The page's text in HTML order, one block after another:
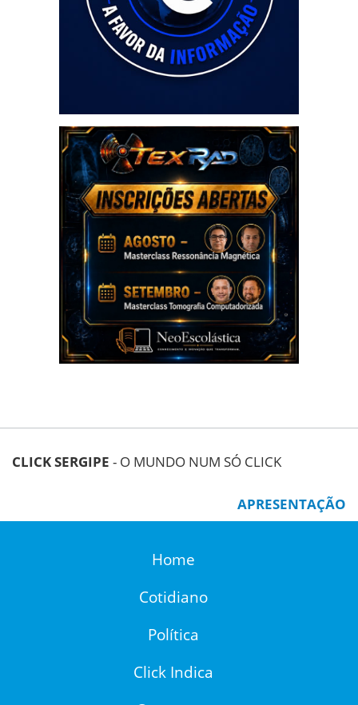
CLICK SERGIPE - O MUNDO NUM SÓ CLICK
APRESENTAÇÃO
Home
Cotidiano
Política
Click Indica